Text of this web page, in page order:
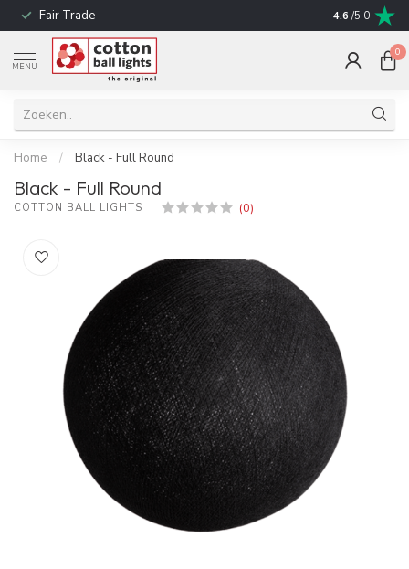
Fair Trade Snelle
4.6 /5.0
MENU
0
Home / Black - Full Round
Black - Full Round
COTTON BALL LIGHTS (0)